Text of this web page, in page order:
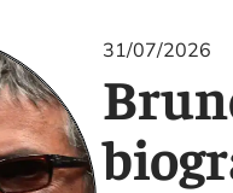
31/07/2026